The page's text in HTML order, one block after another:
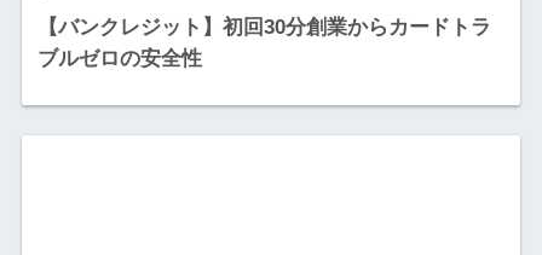
【バンクレジット】初回30分創業からカードトラ
ブルゼロの安全性